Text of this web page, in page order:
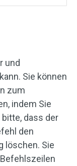
und
Sie können
zum
indem Sie
dass der
den
löschen. Sie